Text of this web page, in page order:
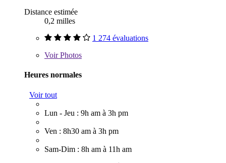
Distance estimée
0,2 milles
1 274 évaluations
VoirPhotos
Heures normales
Voir tout
Lun - Jeu : 9h am à 3h pm
Ven : 8h30 am à 3h pm
Sam-Dim : 8h am à 11h am